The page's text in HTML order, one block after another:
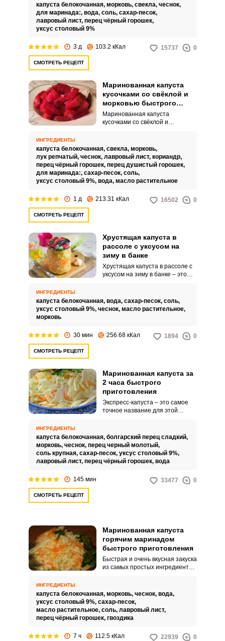
воды, соли, сахара, лаврового
листа и уксуса.
капуста белокочанная, морковь, свекла, чеснок,
для маринада:, вода, соль, сахар-песок,
лавровый лист, перец чёрный горошек,
уксус столовый 9%
3 д 103.2 кКал 15737 0
СМОТРЕТЬ РЕЦЕПТ
Маринованная капуста
кусочками со свёклой и
морковью быстрого
приготовления
Маринованная капуста
кусочками со свёклой и
обалденная! Визитной
карточкой этого блюда являются
красивый розовый цвет,
потрясающий аромат со вкусом
и способ нарезки капусты. Все
заливаются горячим маринадом
определяется качеством
овощей.
ИНГРЕДИЕНТЫ
капуста белокочанная, свекла, морковь,
лук репчатый, чеснок, лавровый лист, кориандр,
перец чёрный горошек, перец душистый горошек,
для маринада:, сахар-песок, соль,
уксус столовый 9%, вода, масло растительное
1 д 213.31 кКал 16502 0
СМОТРЕТЬ РЕЦЕПТ
Хрустящая капуста в
рассоле с уксусом на
зиму в банке
Хрустящая капуста в рассоле с
уксусом на зиму в банке – это
простой и проверенный.
ИНГРЕДИЕНТЫ
капуста белокочанная, вода, сахар-песок, соль,
уксус столовый 9%, чеснок, масло растительное,
морковь
30 мин 256.68 кКал 1894 0
СМОТРЕТЬ РЕЦЕПТ
Маринованная капуста за
2 часа быстрого
приготовления
Экспресс-капуста – это самое
точное название для этой
недавно, казалось нереально.
Это настоящее спасение, когда
гости уже на пороге, а угостить
их особо и нечем.
ИНГРЕДИЕНТЫ
капуста белокочанная, болгарский перец сладкий,
морковь, чеснок, перец черный молотый,
соль крупная, сахар-песок, уксус столовый 9%,
лавровый лист, перец чёрный горошек, вода
145 мин 33477 0
СМОТРЕТЬ РЕЦЕПТ
Маринованная капуста
горячим маринадом
быстрого приготовления
Быстрая и очень вкусная закуска
из самых простых ингредиентов,
много времени и сил, а
результат вас удивит.
ИНГРЕДИЕНТЫ
капуста белокочанная, морковь, чеснок, вода,
уксус столовый 9%, сахар-песок,
масло растительное, соль, лавровый лист,
перец чёрный горошек, гвоздика
7 ч 112.5 кКал 22939 0